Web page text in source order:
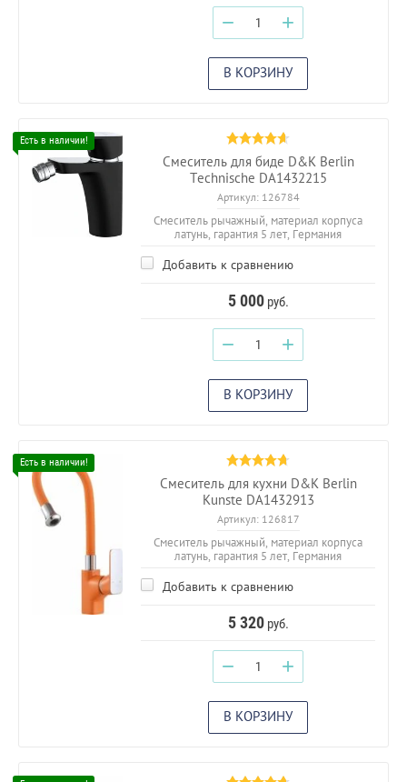
− +
В КОРЗИНУ
Смеситель для биде D&K Berlin
Technische DA1432215
Артикул:126784
Смеситель рычажный, материал корпуса
латунь, гарантия 5 лет, Германия
Добавить к сравнению
5 000руб.
− +
В КОРЗИНУ
Смеситель для кухни D&K Berlin
Kunste DA1432913
Артикул:126817
Смеситель рычажный, материал корпуса
латунь, гарантия 5 лет, Германия
Добавить к сравнению
5 320руб.
− +
В КОРЗИНУ